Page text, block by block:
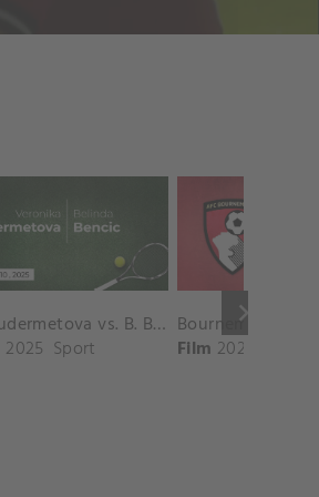
keyboard_arrow_right
V. Kudermetova vs. B. Bencic Match Highlights - CINCINNATI_Champions Court ( August 10, 2025)
2025 Sport Film 2025